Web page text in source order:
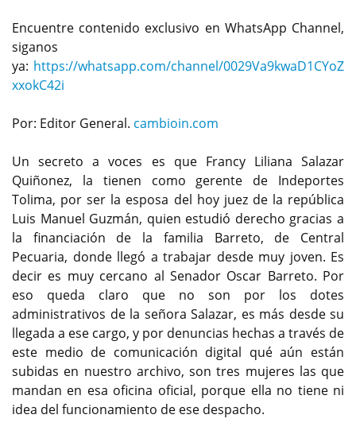
Encuentre contenido exclusivo en WhatsApp Channel,
siganos
ya: https://whatsapp.com/channel/0029Va9kwaD1CYoZ
xxokC42i
Por: Editor General. cambioin.com
Un secreto a voces es que Francy Liliana Salazar
Quiñonez, la tienen como gerente de Indeportes
Tolima, por ser la esposa del hoy juez de la república
Luis Manuel Guzmán, quien estudió derecho gracias a
la financiación de la familia Barreto, de Central
Pecuaria, donde llegó a trabajar desde muy joven. Es
decir es muy cercano al Senador Oscar Barreto. Por
eso queda claro que no son por los dotes
administrativos de la señora Salazar, es más desde su
llegada a ese cargo, y por denuncias hechas a través de
este medio de comunicación digital qué aún están
subidas en nuestro archivo, son tres mujeres las que
mandan en esa oficina oficial, porque ella no tiene ni
idea del funcionamiento de ese despacho.